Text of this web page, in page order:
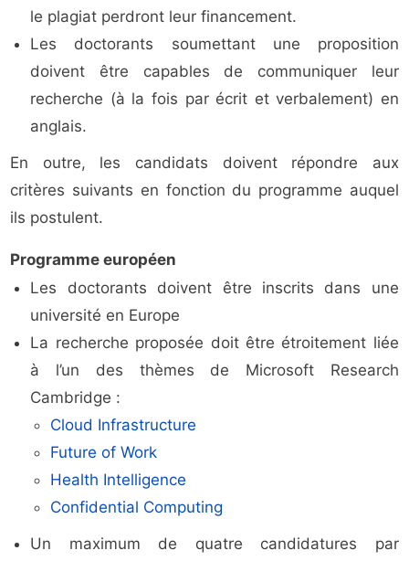
le plagiat perdront leur financement.
Les doctorants soumettant une proposition
doivent être capables de communiquer leur
recherche (à la fois par écrit et verbalement) en
anglais.
En outre, les candidats doivent répondre aux
critères suivants en fonction du programme auquel
ils postulent.
Programme européen
Les doctorants doivent être inscrits dans une
université en Europe
La recherche proposée doit être étroitement liée
à l’un des thèmes de Microsoft Research
Cambridge :
Cloud Infrastructure
Future of Work
Health Intelligence
Confidential Computing
Un maximum de quatre candidatures par